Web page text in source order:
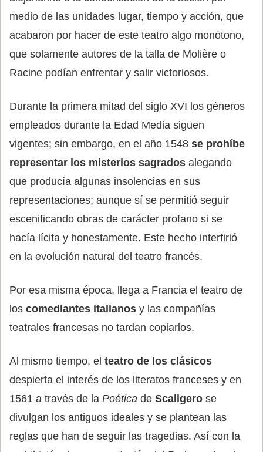
medio de las unidades lugar, tiempo y acción, que
acabaron por hacer de este teatro algo monótono,
que solamente autores de la talla de Molière o
Racine podían enfrentar y salir victoriosos.
Durante la primera mitad del siglo XVI los géneros
empleados durante la Edad Media siguen
vigentes; sin embargo, en el año 1548 se prohíbe
representar los misterios sagrados alegando
que producía algunas insolencias en sus
representaciones; aunque sí se permitió seguir
escenificando obras de carácter profano si se
hacía lícita y honestamente. Este hecho interfirió
en la evolución natural del teatro francés.
Por esa misma época, llega a Francia el teatro de
los comediantes italianos y las compañías
teatrales francesas no tardan copiarlos.
Al mismo tiempo, el teatro de los clásicos
despierta el interés de los literatos franceses y en
1561 a través de la Poética de Scaligero se
divulgan los antiguos ideales y se plantean las
reglas que han de seguir las tragedias. Así con la